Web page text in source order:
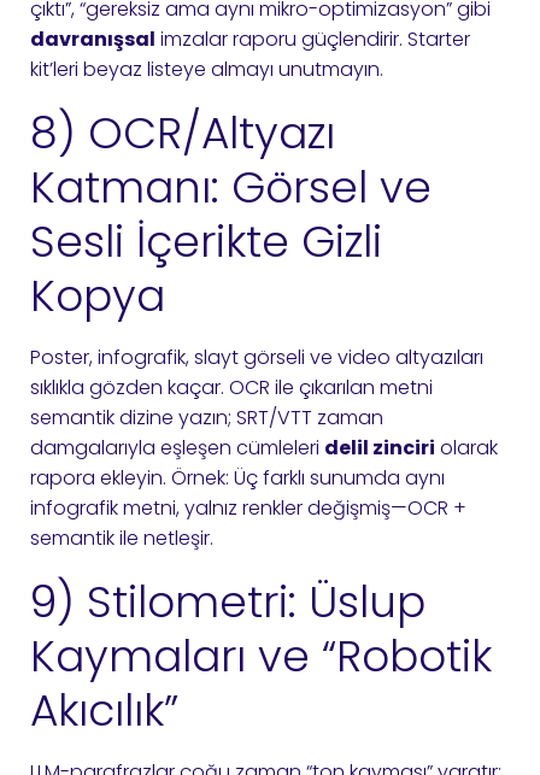
çıktı”, “gereksiz ama aynı mikro-optimizasyon” gibi
davranışsal imzalar raporu güçlendirir. Starter
kit’leri beyaz listeye almayı unutmayın.
8) OCR/Altyazı
Katmanı: Görsel ve
Sesli İçerikte Gizli
Kopya
Poster, infografik, slayt görseli ve video altyazıları
sıklıkla gözden kaçar. OCR ile çıkarılan metni
semantik dizine yazın; SRT/VTT zaman
damgalarıyla eşleşen cümleleri delil zinciri olarak
rapora ekleyin. Örnek: Üç farklı sunumda aynı
infografik metni, yalnız renkler değişmiş—OCR +
semantik ile netleşir.
9) Stilometri: Üslup
Kaymaları ve “Robotik
Akıcılık”